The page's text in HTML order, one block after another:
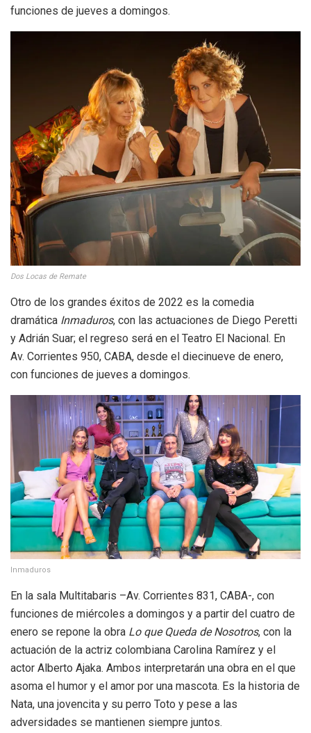
funciones de jueves a domingos.
Dos Locas de Remate
Otro de los grandes éxitos de 2022 es la comedia
dramática Inmaduros, con las actuaciones de Diego Peretti
y Adrián Suar; el regreso será en el Teatro El Nacional. En
Av. Corrientes 950, CABA, desde el diecinueve de enero,
con funciones de jueves a domingos.
Inmaduros
En la sala Multitabaris –Av. Corrientes 831, CABA-, con
funciones de miércoles a domingos y a partir del cuatro de
enero se repone la obra Lo que Queda de Nosotros, con la
actuación de la actriz colombiana Carolina Ramírez y el
actor Alberto Ajaka. Ambos interpretarán una obra en el que
asoma el humor y el amor por una mascota. Es la historia de
Nata, una jovencita y su perro Toto y pese a las
adversidades se mantienen siempre juntos.